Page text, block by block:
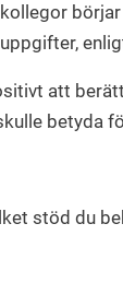
att
betyda
stöd du